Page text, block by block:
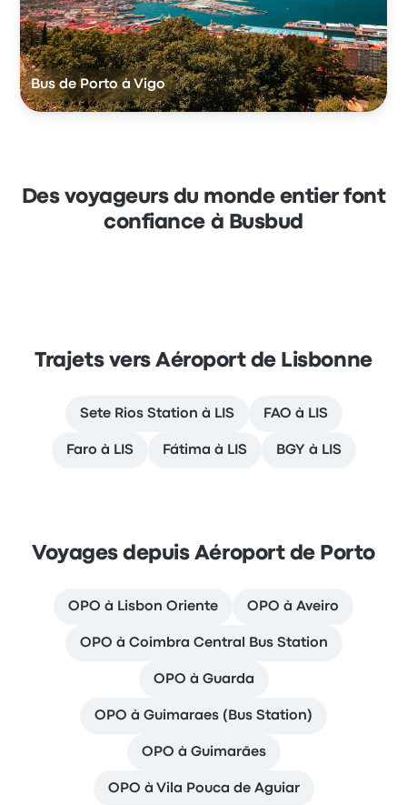
Bus de Porto à Vigo
Des voyageurs du monde entier font
confiance à Busbud
Trajets vers Aéroport de Lisbonne
Sete Rios Station à LIS FAO à LIS
Faro à LIS Fátima à LIS BGY à LIS
Voyages depuis Aéroport de Porto
OPO à Lisbon Oriente OPO à Aveiro
OPO à Coimbra Central Bus Station
OPO à Guarda
OPO à Guimaraes (Bus Station)
OPO à Guimarães
OPO à Vila Pouca de Aguiar